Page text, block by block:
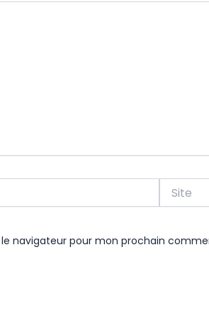
navigateur pour mon prochain